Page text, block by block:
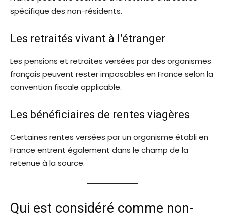
spécifique des non-résidents.
Les retraités vivant à l’étranger
Les pensions et retraites versées par des organismes
français peuvent rester imposables en France selon la
convention fiscale applicable.
Les bénéficiaires de rentes viagères
Certaines rentes versées par un organisme établi en
France entrent également dans le champ de la
retenue à la source.
Qui est considéré comme non-